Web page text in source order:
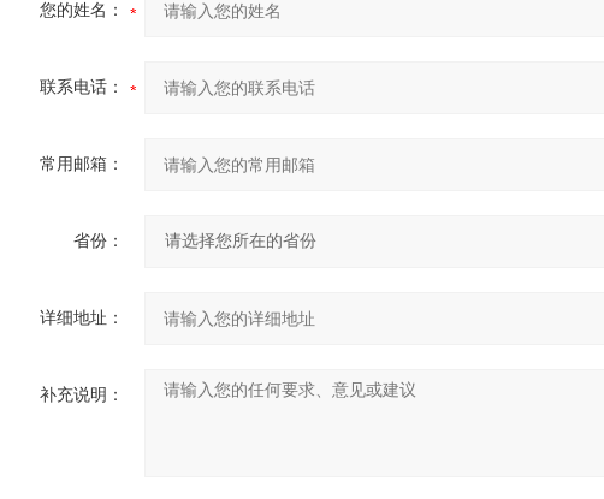
您的姓名：
联系电话：
常用邮箱：
省份：
详细地址：
补充说明：